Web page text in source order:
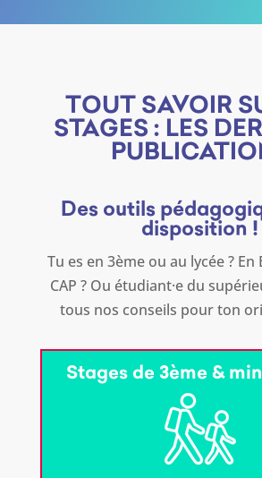
TOUT SAVOIR
STAGES : LES
Des outils
disposition !
Tu es en 3ème ou au lycée ?
CAP ? Ou étudiant·e du
tous nos conseils pour ton
Stages de 3ème &